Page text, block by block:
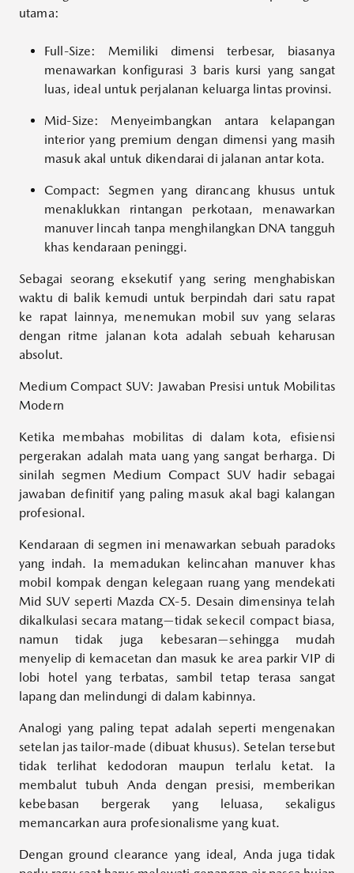
utama:
Full-Size: Memiliki dimensi terbesar, biasanya
menawarkan konfigurasi 3 baris kursi yang sangat
luas, ideal untuk perjalanan keluarga lintas provinsi.
Mid-Size: Menyeimbangkan antara kelapangan
interior yang premium dengan dimensi yang masih
masuk akal untuk dikendarai di jalanan antar kota.
Compact: Segmen yang dirancang khusus untuk
menaklukkan rintangan perkotaan, menawarkan
manuver lincah tanpa menghilangkan DNA tangguh
khas kendaraan peninggi.
Sebagai seorang eksekutif yang sering menghabiskan
waktu di balik kemudi untuk berpindah dari satu rapat
ke rapat lainnya, menemukan mobil suv yang selaras
dengan ritme jalanan kota adalah sebuah keharusan
absolut.
Medium Compact SUV: Jawaban Presisi untuk Mobilitas
Modern
Ketika membahas mobilitas di dalam kota, efisiensi
pergerakan adalah mata uang yang sangat berharga. Di
sinilah segmen Medium Compact SUV hadir sebagai
jawaban definitif yang paling masuk akal bagi kalangan
profesional.
Kendaraan di segmen ini menawarkan sebuah paradoks
yang indah. Ia memadukan kelincahan manuver khas
mobil kompak dengan kelegaan ruang yang mendekati
Mid SUV seperti Mazda CX-5. Desain dimensinya telah
dikalkulasi secara matang—tidak sekecil compact biasa,
namun tidak juga kebesaran—sehingga mudah
menyelip di kemacetan dan masuk ke area parkir VIP di
lobi hotel yang terbatas, sambil tetap terasa sangat
lapang dan melindungi di dalam kabinnya.
Analogi yang paling tepat adalah seperti mengenakan
setelan jas tailor-made (dibuat khusus). Setelan tersebut
tidak terlihat kedodoran maupun terlalu ketat. Ia
membalut tubuh Anda dengan presisi, memberikan
kebebasan bergerak yang leluasa, sekaligus
memancarkan aura profesionalisme yang kuat.
Dengan ground clearance yang ideal, Anda juga tidak